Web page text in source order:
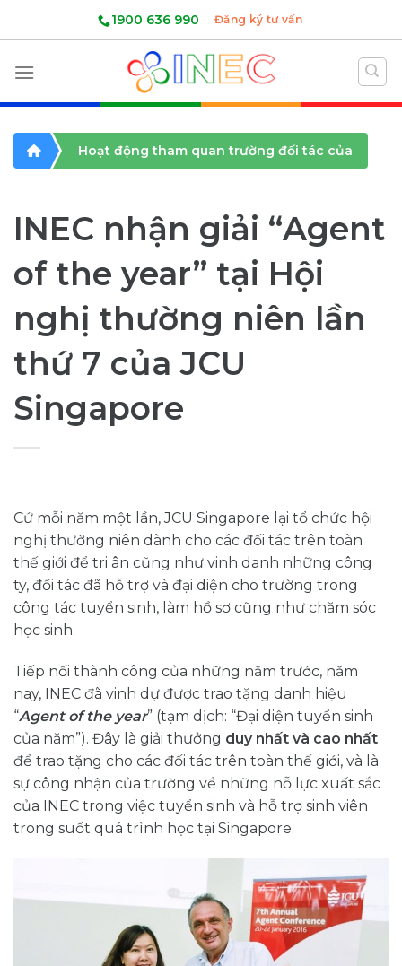
1900 636 990 Đăng ký tư vấn
Hoạt động tham quan trường đối tác của
INEC nhận giải “Agent
of the year” tại Hội
nghị thường niên lần
thứ 7 của JCU
Singapore
Cứ mỗi năm một lần, JCU Singapore lại tổ chức hội
nghị thường niên dành cho các đối tác trên toàn
thế giới để tri ân cũng như vinh danh những công
ty, đối tác đã hỗ trợ và đại diện cho trường trong
công tác tuyển sinh, làm hồ sơ cũng như chăm sóc
học sinh.
Tiếp nối thành công của những năm trước, năm
nay, INEC đã vinh dự được trao tặng danh hiệu
“Agent of the year” (tạm dịch: “Đại diện tuyển sinh
của năm”). Đây là giải thưởng duy nhất và cao nhất
để trao tặng cho các đối tác trên toàn thế giới, và là
sự công nhận của trường về những nỗ lực xuất sắc
của INEC trong việc tuyển sinh và hỗ trợ sinh viên
trong suốt quá trình học tại Singapore.